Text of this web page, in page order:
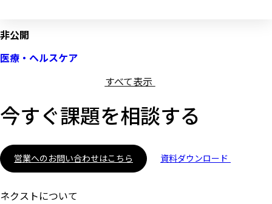
非公開
医療・ヘルスケア
すべて表示
今すぐ課題を相談する
営業へのお問い合わせはこちら 資料ダウンロード
ネクストについて